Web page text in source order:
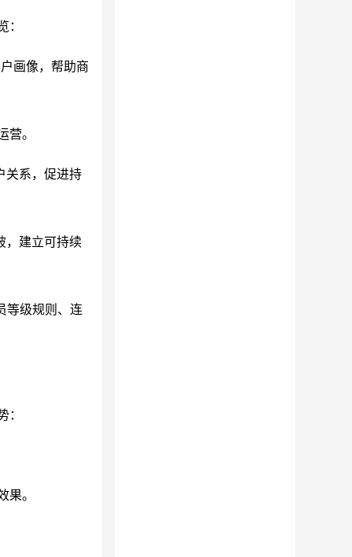
画像，帮助商
。
关系，促进持
，建立可持续
等级规则、连
。